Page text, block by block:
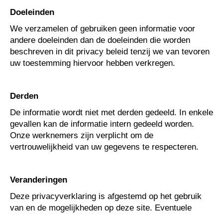
Doeleinden
We verzamelen of gebruiken geen informatie voor
andere doeleinden dan de doeleinden die worden
beschreven in dit privacy beleid tenzij we van tevoren
uw toestemming hiervoor hebben verkregen.
Derden
De informatie wordt niet met derden gedeeld. In enkele
gevallen kan de informatie intern gedeeld worden.
Onze werknemers zijn verplicht om de
vertrouwelijkheid van uw gegevens te respecteren.
Veranderingen
Deze privacyverklaring is afgestemd op het gebruik
van en de mogelijkheden op deze site. Eventuele